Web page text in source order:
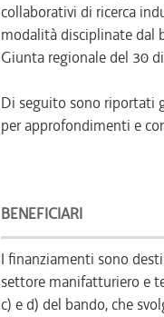
collaborativi di ricerca
modalità disciplinate dal
Giunta regionale del 30
Di seguito sono riportati
per approfondimenti e
BENEFICIARI
I finanziamenti sono
settore manifatturiero e
c) e d) del bando, che